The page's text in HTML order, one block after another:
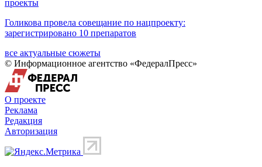
проекты
Голикова провела совещание по нацпроекту:
зарегистрировано 10 препаратов
все актуальные сюжеты
© Информационное агентство «ФедералПресс»
О проекте
Реклама
Редакция
Авторизация